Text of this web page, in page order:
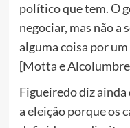
político que tem. O
negociar, mas não a
alguma coisa por
[Motta e
Figueiredo diz ainda
a eleição porque os